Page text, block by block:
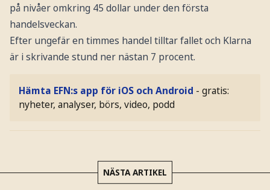
på nivåer omkring 45 dollar under den första
handelsveckan.
Efter ungefär en timmes handel tilltar fallet och Klarna
är i skrivande stund ner nästan 7 procent.
Hämta EFN:s app för iOS och Android - gratis:
nyheter, analyser, börs, video, podd
NÄSTA ARTIKEL